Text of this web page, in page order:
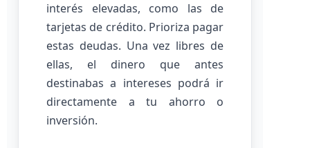
interés elevadas, como las de
tarjetas de crédito. Prioriza pagar
estas deudas. Una vez libres de
ellas, el dinero que antes
destinabas a intereses podrá ir
directamente a tu ahorro o
inversión.